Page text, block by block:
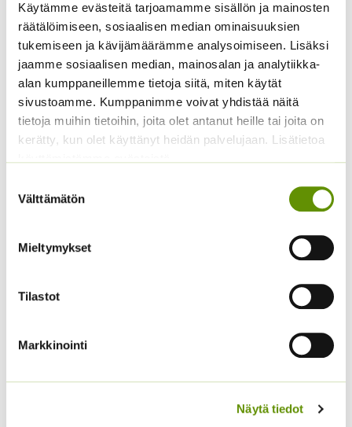
Käytämme evästeitä tarjoamamme sisällön ja mainosten
räätälöimiseen, sosiaalisen median ominaisuuksien
tukemiseen ja kävijämäärämme analysoimiseen. Lisäksi
jaamme sosiaalisen median, mainosalan ja analytiikka-
alan kumppaneillemme tietoja siitä, miten käytät
sivustoamme. Kumppanimme voivat yhdistää näitä
tietoja muihin tietoihin, joita olet antanut heille tai joita on
kerätty, kun olet käyttänyt heidän palvelujaan. Lisätietoa
valinta
Välttämätön
Mieltymykset
Tilastot
Markkinointi
Näytä tiedot
Jänönhäntä ’Bunny
Tails’
Sisältää arvonlisäveron
Kääpiöauringonkukka
Music Box 40 s.
3,50 Sisältää arvonlisäveron
Kääpiöauringonkukka
Kaliforniantuliunikko
Sisältää arvonlisäveron